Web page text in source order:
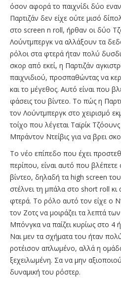
όσον αφορά το παιχνίδι δύο
Παρτιζάν δεν είχε ούτε μισό
στο screen n roll, ήρθαν οι δύο
Λούντμπεργκ να αλλάξουν τα
ρόλοι στα φτερά ήταν πολύ
σκορ από εκεί, η Παρτιζάν
παιχνιδιού, προσπαθώντας να
και το μέγεθος. Αυτό είναι που
φάσεις του βίντεο. Το πώς η
τον Λούντμπεργκ στο χειρισμό
τοίχο που λέγεται Ταϊρίκ
Μπράντον Ντείβις για να βρει
Το νέο επίπεδο που έχει
περίπου, είναι αυτό που
βίντεο, δηλαδή τα high screen του
στέλνει τη μπάλα στο short roll κι
φτερά. Το ρόλο αυτό τον είχε ο
τον Ζοτς να μοιράζει τα λεπτά
Μπόνγκα να παίζει κυρίως στο 4
Ναι μεν τα σχήματα του ήταν
ροτέισον απλωμένο, αλλά η
ξεχειλωμένη. Σα να μην
δυναμική του ρόστερ.